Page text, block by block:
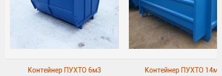
Контейнер ПУХТО 6м3 Контейнер ПУХТО 14м3